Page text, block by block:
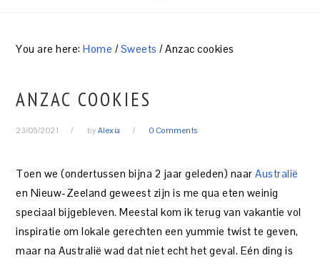
You are here:Home /Sweets /Anzac cookies
ANZAC COOKIES
23/05/2021 by Alexia 0 Comments
Toen we (ondertussen bijna 2 jaar geleden) naar Australië
en Nieuw-Zeeland geweest zijn is me qua eten weinig
speciaal bijgebleven. Meestal kom ik terug van vakantie vol
inspiratie om lokale gerechten een yummie twist te geven,
maar na Australië wad dat niet echt het geval. Eén ding is